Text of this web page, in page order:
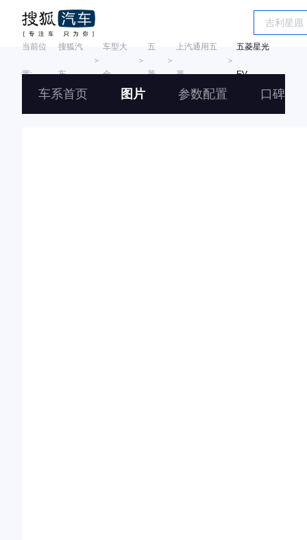
当前位
置:
搜狐汽
车
＞
车型大
全
＞
五
菱
＞
上汽通用五
菱
＞
五菱星光
EV
车系首页 图片 参数配置 口碑